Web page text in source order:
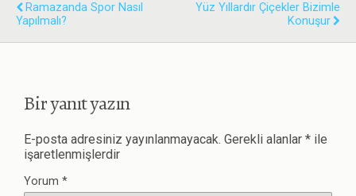
Ramazanda Spor Nasıl
Yapılmalı?
Yüz Yıllardır Çiçekler Bizimle
Konuşur
Bir yanıt yazın
E-posta adresiniz yayınlanmayacak. Gerekli alanlar * ile
işaretlenmişlerdir
Yorum *